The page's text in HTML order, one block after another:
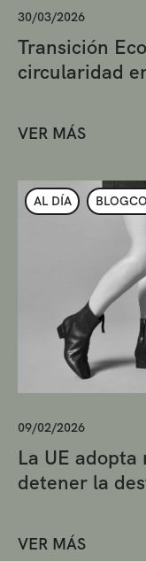
30/03/2026
Transición
circularidad
VER MÁS
AL DÍA
09/02/2026
La UE
detener la
VER MÁS